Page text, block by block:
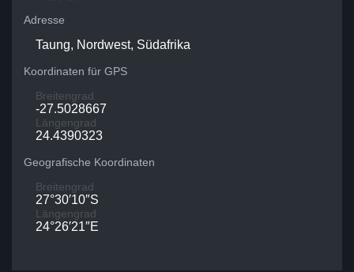
Adresse
Taung, Nordwest, Südafrika
Koordinaten für GPS
Breitengrad
-27.5028667
Längengrad
24.4390323
Geografische Koordinaten
Breitengrad
27°30′10″S
Längengrad
24°26′21″E